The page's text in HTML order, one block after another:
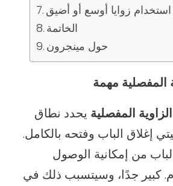
استخدام زوايا أوسع أو أضيق
الخاتمة
حول مينجرون
المفصلية مهمة
الزاوية المفصلية يحدد نطاق
إغلاق الباب وفتحه بالكامل.
من إمكانية الوصول
كبير جدًا، وسيتسبب ذلك في